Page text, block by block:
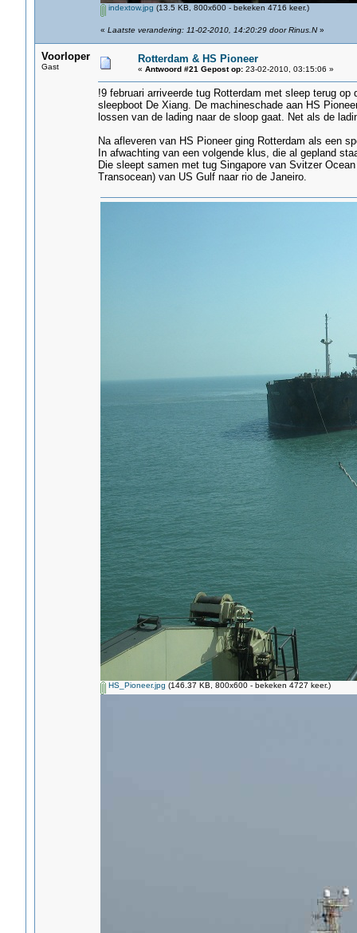
indextow.jpg (13.5 KB, 800x600 - bekeken 4716 keer.)
« Laatste verandering: 11-02-2010, 14:20:29 door Rinus.N»
Voorloper
Gast
Rotterdam & HS Pioneer
« Antwoord #21 Gepost op:23-02-2010, 03:15:06 »
!9 februari arriveerde tug Rotterdam met sleep terug
sleepboot De Xiang. De machineschade aan HS
lossen van de lading naar de sloop gaat. Net als de
Na afleveren van HS Pioneer ging Rotterdam als een
In afwachting van een volgende klus, die al gepland
Die sleept samen met tug Singapore van Svitzer
Transocean) van US Gulf naar rio de Janeiro.
HS_Pioneer.jpg (146.37 KB, 800x600 - bekeken 4727 keer.)